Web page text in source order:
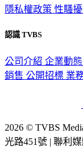
隱私權政策 性騷
認識 TVBS
公司介紹 企業動態
銷售 公開招標 業
2026 © TVBS
光路451號 | 聯利